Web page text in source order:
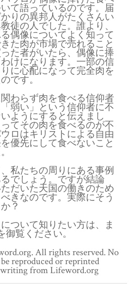
て語っているのです。届
りの異邦人がたくさんい
徒の人でした。誰より、
偶像についてよく知って
た肉が市場で売れること
た者がいたら、偶像に捧
けになります。一部の信
に心配になって完全肉を
です。
わらず肉を食べる信仰者
弱い」という信仰者に不
ようにすると伝えまし
てその肉を食べるのが不
ロはキリストによる自由
優先にして食べないこと
私たちの周りにある事例
でしょう。ですが結論
だいた天国の働きのため
きなのです。実際にそう
？
ついて知りたい方は、ま
御覧ください。
All rights reserved. No
reproduced or reprinted
from Lifeword.org